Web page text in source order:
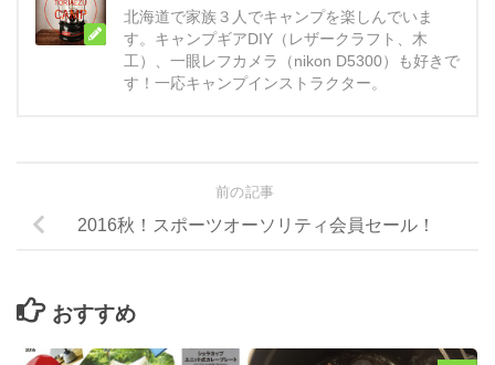
北海道で家族３人でキャンプを楽しんでいま
す。キャンプギアDIY（レザークラフト、木
工）、一眼レフカメラ（nikon D5300）も好きで
す！一応キャンプインストラクター。
前の記事
2016秋！スポーツオーソリティ会員セール！
おすすめ